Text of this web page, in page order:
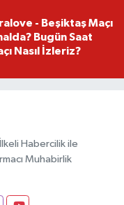
- Beşiktaş Maçı
Bugün Saat
Nasıl İzleriz?
Habercilik ile
Muhabirlik